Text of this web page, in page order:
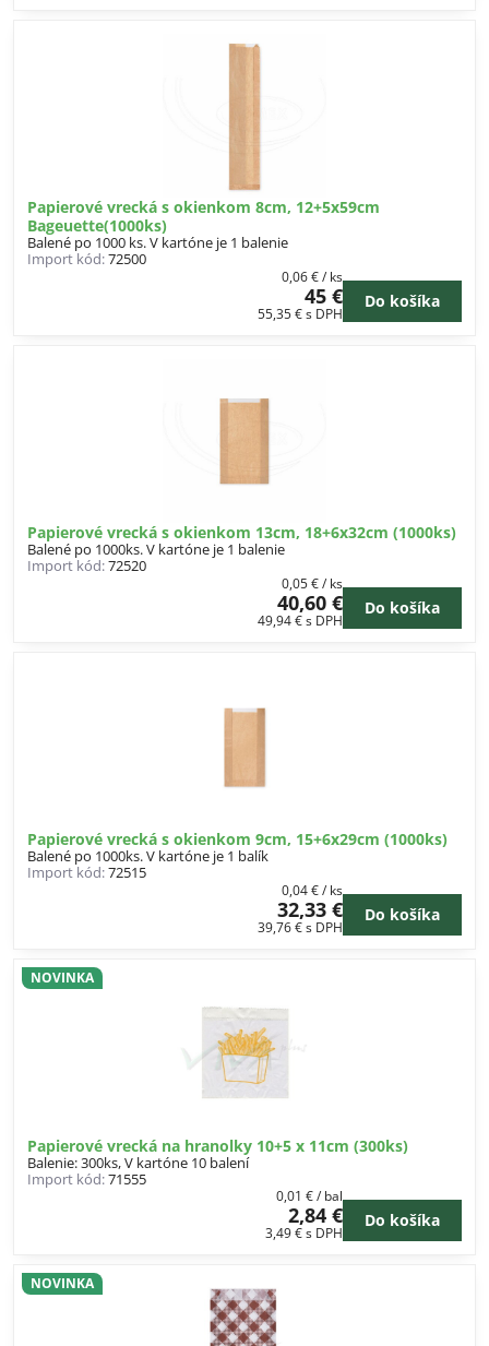
Papierové vrecká s okienkom 8cm, 12+5x59cm
Bageuette(1000ks)
Balené po 1000 ks. V kartóne je 1 balenie
Import kód:72500
45 €
55,35 €s DPH
0,06 €/ ks
Do košíka
Papierové vrecká s okienkom 13cm, 18+6x32cm (1000ks)
Balené po 1000ks. V kartóne je 1 balenie
Import kód:72520
40,60 €
49,94 €s DPH
0,05 €/ ks
Do košíka
Papierové vrecká s okienkom 9cm, 15+6x29cm (1000ks)
Balené po 1000ks. V kartóne je 1 balík
Import kód:72515
32,33 €
39,76 €s DPH
0,04 €/ ks
Do košíka
Papierové vrecká na hranolky 10+5 x 11cm (300ks)
NOVINKA
Balenie: 300ks, V kartóne 10 balení
Import kód:71555
2,84 €
3,49 €s DPH
0,01 €/ bal
Do košíka
NOVINKA